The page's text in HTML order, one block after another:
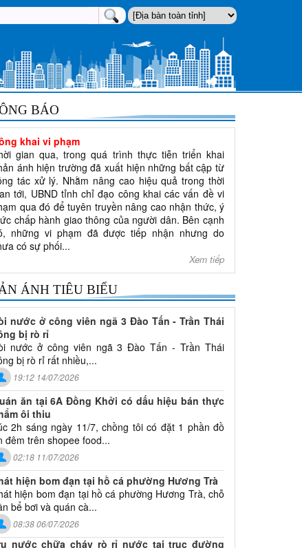
BÁO
khai vi phạm
gian qua, trong quá trình thực tiễn triển khai
ánh hiện trường đã xuất hiện những bất cập từ
tác xử lý. Nhằm nâng cao hiệu quả trong thời
tới, UBND tỉnh chỉ đạo công khai các vấn đề vi
qua đó để tuyên truyền nâng cao nhận thức, ý
chấp hành giao thông của người dân. Bên cạnh
những vi phạm đã được tiếp nhận nhưng do
có sự phối...
Xem tiếp
ÁNH TIÊU BIỂU
nước ở công viên ngã 3 Đào Tấn - Trần Thái
bị rò rỉ
nước ở công viên ngã 3 Đào Tấn - Trần Thái
bị rò rỉ rất nhiều,...
19:12 14/07/2026
ăn tại 6A Đồng Khởi có dấu hiệu bán thực
ôi thiu
2h sáng ngày 11/7, chồng tôi có đặt 1 phần đồ
đêm trên shopee food...
02:18 11/07/2026
hiện bom đạn tại hồ cá phường Hương Trà
hiện bom đạn tại hồ cá phường Hương Trà, chỗ
bể bơi và quán cà...
08:38 06/07/2026
nước chữa cháy rò rỉ nước tại trục đường